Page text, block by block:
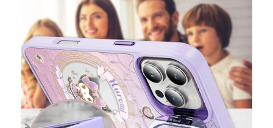
重取驗證碼
記住帳號